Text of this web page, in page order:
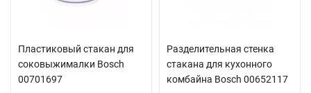
Пластиковый стакан для
соковыжималки Bosch
00701697
Разделительная стенка
стакана для кухонного
комбайна Bosch 00652117